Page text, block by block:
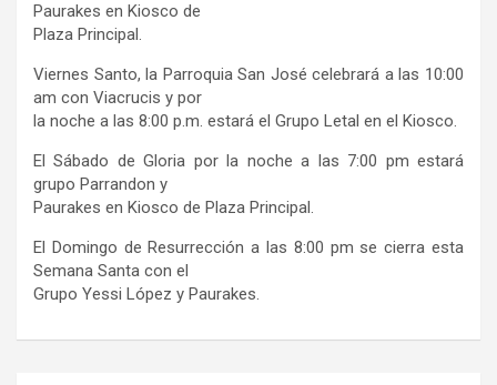
Paurakes en Kiosco de
Plaza Principal.
Viernes Santo, la Parroquia San José celebrará a las 10:00
am con Viacrucis y por
la noche a las 8:00 p.m. estará el Grupo Letal en el Kiosco.
El Sábado de Gloria por la noche a las 7:00 pm estará
grupo Parrandon y
Paurakes en Kiosco de Plaza Principal.
El Domingo de Resurrección a las 8:00 pm se cierra esta
Semana Santa con el
Grupo Yessi López y Paurakes.